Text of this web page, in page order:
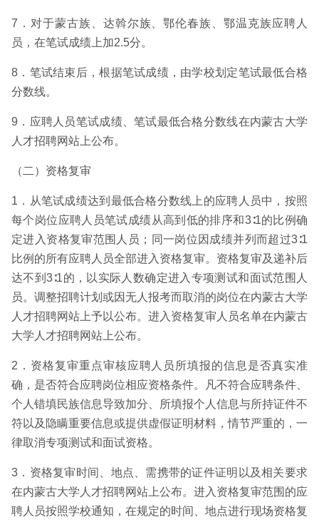
7．对于蒙古族、达斡尔族、鄂伦春族、鄂温克族应聘人
员，在笔试成绩上加2.5分。
8．笔试结束后，根据笔试成绩，由学校划定笔试最低合格
分数线。
9．应聘人员笔试成绩、笔试最低合格分数线在内蒙古大学
人才招聘网站上公布。
（二）资格复审
1．从笔试成绩达到最低合格分数线上的应聘人员中，按照
每个岗位应聘人员笔试成绩从高到低的排序和3∶1的比例确
定进入资格复审范围人员；同一岗位因成绩并列而超过3∶1
比例的所有应聘人员全部进入资格复审。资格复审及递补后
达不到3∶1的，以实际人数确定进入专项测试和面试范围人
员。调整招聘计划或因无人报考而取消的岗位在内蒙古大学
人才招聘网站上予以公布。进入资格复审人员名单在内蒙古
大学人才招聘网站上公布。
2．资格复审重点审核应聘人员所填报的信息是否真实准
确，是否符合应聘岗位相应资格条件。凡不符合应聘条件、
个人错填民族信息导致加分、所填报个人信息与所持证件不
符以及隐瞒重要信息或提供虚假证明材料，情节严重的，一
律取消专项测试和面试资格。
3．资格复审时间、地点、需携带的证件证明以及相关要求
在内蒙古大学人才招聘网站上公布。进入资格复审范围的应
聘人员按照学校通知，在规定的时间、地点进行现场资格复